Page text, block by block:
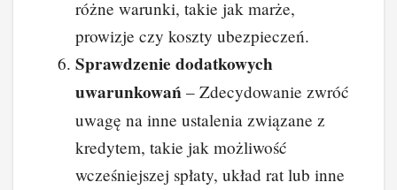
różne warunki, takie jak marże,
prowizje czy koszty ubezpieczeń.
Sprawdzenie dodatkowych
uwarunkowań – Zdecydowanie zwróć
uwagę na inne ustalenia związane z
kredytem, takie jak możliwość
wcześniejszej spłaty, układ rat lub inne